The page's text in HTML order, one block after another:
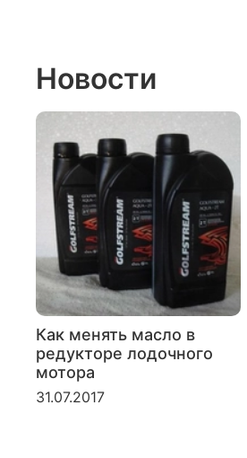
Новости
Как менять масло в
редукторе лодочного
мотора
31.07.2017